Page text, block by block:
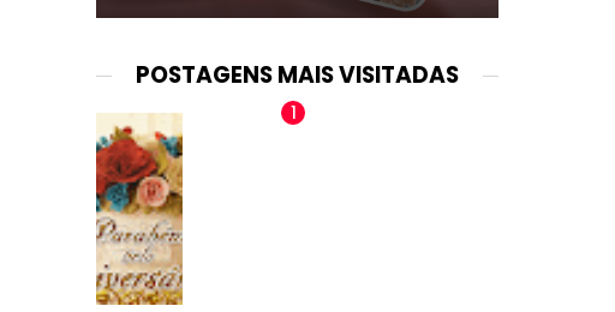
POSTAGENS MAIS VISITADAS